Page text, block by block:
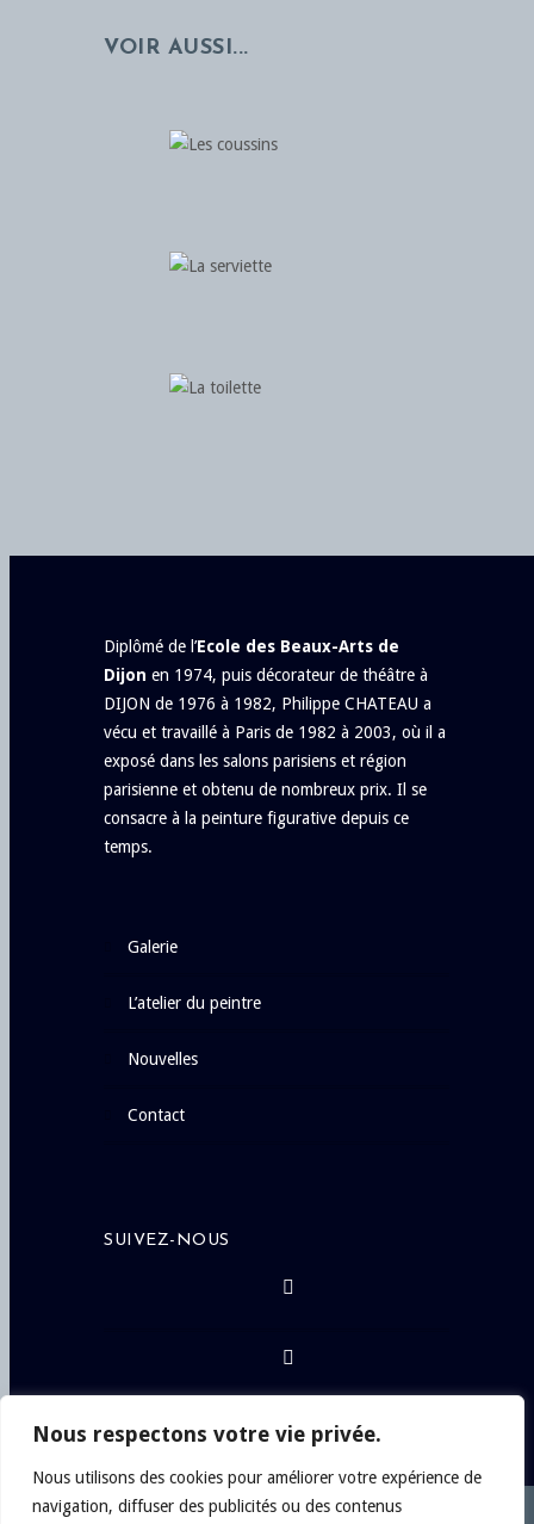
Nous respectons votre vie privée.
Nous utilisons des cookies pour améliorer votre expérience de
navigation, diffuser des publicités ou des contenus
VOIR AUSSI...
Diplômé de l’Ecole des Beaux-Arts de
Dijon en 1974, puis décorateur de théâtre à
DIJON de 1976 à 1982, Philippe CHATEAU a
vécu et travaillé à Paris de 1982 à 2003, où il a
exposé dans les salons parisiens et région
parisienne et obtenu de nombreux prix. Il se
consacre à la peinture figurative depuis ce
temps.
galerie
l’atelier du peintre
nouvelles
contact
SUIVEZ-NOUS